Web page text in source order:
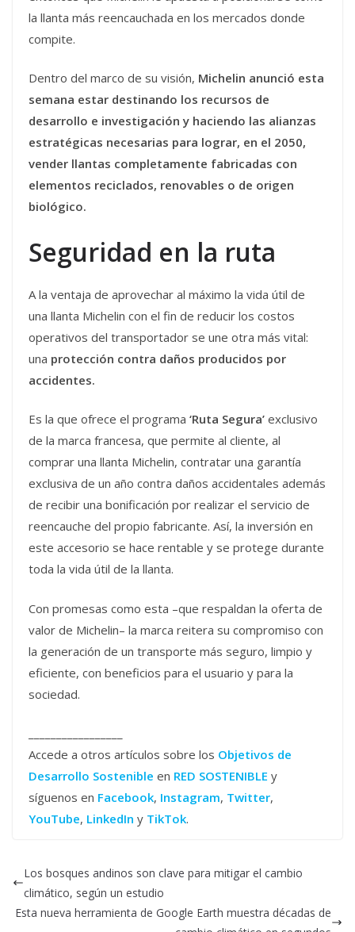
la llanta más reencauchada en los mercados donde
compite.
Dentro del marco de su visión, Michelin anunció esta
semana estar destinando los recursos de
desarrollo e investigación y haciendo las alianzas
estratégicas necesarias para lograr, en el 2050,
vender llantas completamente fabricadas con
elementos reciclados, renovables o de origen
biológico.
Seguridad en la ruta
A la ventaja de aprovechar al máximo la vida útil de
una llanta Michelin con el fin de reducir los costos
operativos del transportador se une otra más vital:
una protección contra daños producidos por
accidentes.
Es la que ofrece el programa ‘Ruta Segura’ exclusivo
de la marca francesa, que permite al cliente, al
comprar una llanta Michelin, contratar una garantía
exclusiva de un año contra daños accidentales además
de recibir una bonificación por realizar el servicio de
reencauche del propio fabricante. Así, la inversión en
este accesorio se hace rentable y se protege durante
toda la vida útil de la llanta.
Con promesas como esta –que respaldan la oferta de
valor de Michelin– la marca reitera su compromiso con
la generación de un transporte más seguro, limpio y
eficiente, con beneficios para el usuario y para la
sociedad.
Accede a otros artículos sobre los Objetivos de
Desarrollo Sostenible en RED SOSTENIBLE y
síguenos en Facebook, Instagram, Twitter,
YouTube, LinkedIn y TikTok.
Los bosques andinos son clave para mitigar el cambio
climático, según un estudio
Esta nueva herramienta de Google Earth muestra décadas de